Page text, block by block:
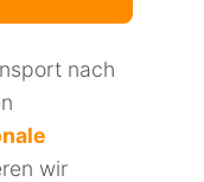
nach
wir